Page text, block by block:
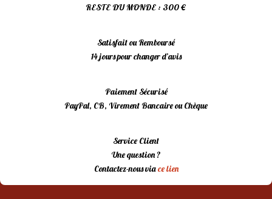
RESTE DU MONDE : 300 €
Satisfait ou Remboursé
14 jours pour changer d’avis
Paiement Sécurisé
PayPal, CB, Virement Bancaire ou Chèque
Service Client
Une question ?
Contactez-nous viace lien